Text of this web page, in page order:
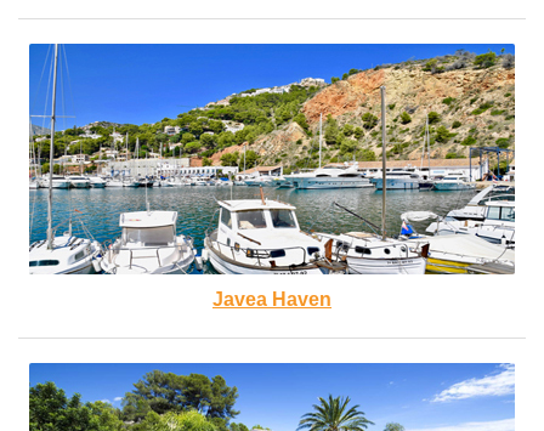
Javea Haven